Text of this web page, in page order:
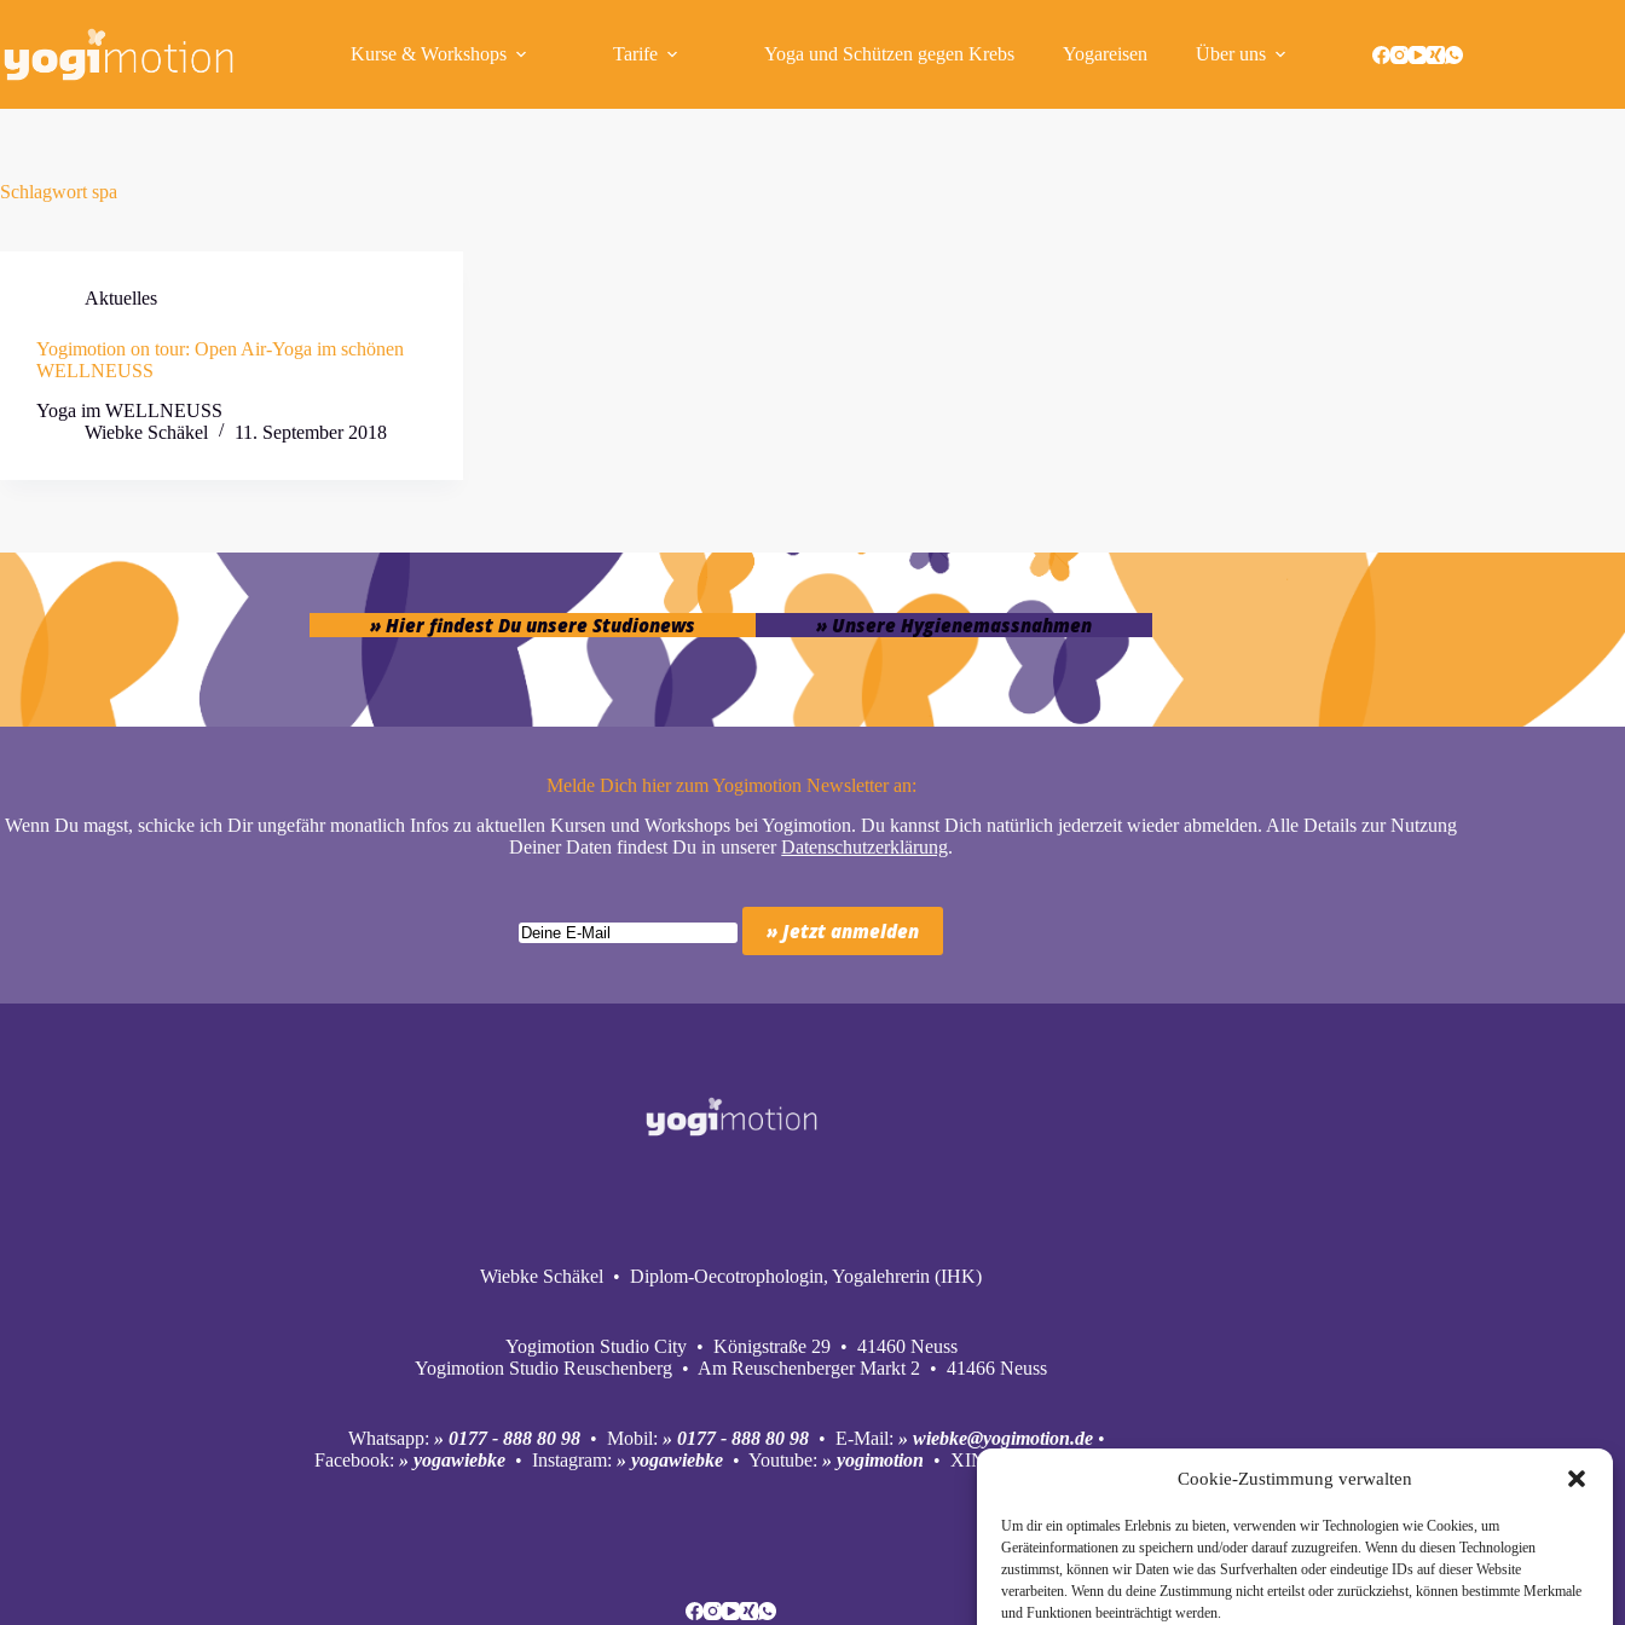
Cookie-Zustimmung verwalten
Um dir ein optimales Erlebnis zu bieten, verwenden wir Technologien wie Cookies, um
Geräteinformationen zu speichern und/oder darauf zuzugreifen. Wenn du diesen Technologien
zustimmst, können wir Daten wie das Surfverhalten oder eindeutige IDs auf dieser Website
verarbeiten. Wenn du deine Zustimmung nicht erteilst oder zurückziehst, können bestimmte Merkmale
und Funktionen beeinträchtigt werden.
springen
Kurse & Workshops Tarife Yoga und Schützen gegen Krebs Yogareisen Über uns
Schlagwort spa
Aktuelles
Yogimotion on tour: Open Air-Yoga im schönen
WELLNEUSS
Yoga im WELLNEUSS
Wiebke Schäkel
11. September 2018
» Hier findest Du unsere Studionews » Unsere Hygienemassnahmen
Melde Dich hier zum Yogimotion Newsletter an:
Wenn Du magst, schicke ich Dir ungefähr monatlich Infos zu aktuellen Kursen und Workshops bei Yogimotion. Du kannst Dich natürlich jederzeit wieder abmelden. Alle Details zur Nutzung
Deiner Daten findest Du in unsererDatenschutzerklärung.
Wiebke Schäkel • Diplom-Oecotrophologin, Yogalehrerin (IHK)
Yogimotion Studio City • Königstraße 29 • 41460 Neuss
Yogimotion Studio Reuschenberg • Am Reuschenberger Markt 2 • 41466 Neuss
Whatsapp: » 0177 - 888 80 98• Mobil: » 0177 - 888 80 98• E‑Mail: » wiebke@yogimotion.de•
Facebook: » yogawiebke• Instagram: » yogawiebke• Youtube: » yogimotion • XING: